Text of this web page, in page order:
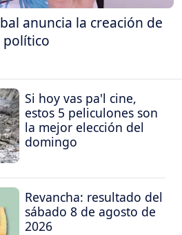
anuncia la creación de
Si hoy vas pa'l cine,
estos 5 peliculones son
la mejor elección del
domingo
Revancha: resultado del
sábado 8 de agosto de
2026